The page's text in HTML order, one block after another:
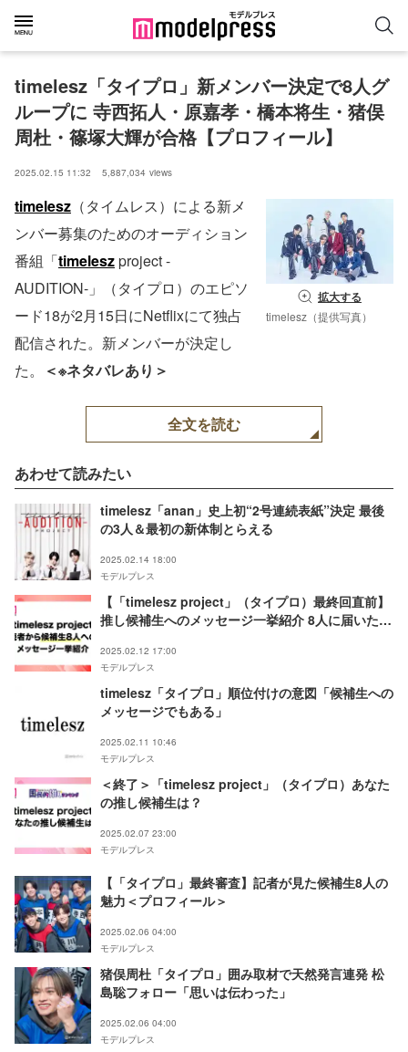
timelesz「タイプロ」新メンバー決定で8人グ
ループに 寺西拓人・原嘉孝・橋本将生・猪俣
周杜・篠塚大輝が合格【プロフィール】
2025.02.15 11:32 5,887,034 views
拡大する
timelesz（提供写真）
timelesz （タイムレス）による新メ
ンバー募集のためのオーディション
番組「timeleszproject -
AUDITION-」（タイプロ）のエピソ
ード18が2月15日にNetflixにて独占
配信された。新メンバーが決定し
た。
＜※ネタバレあり＞
全文を読む
あわせて読みたい
timelesz「anan」史上初“2号連続表紙”決定 最後
の3人＆最初の新体制とらえる
2025.02.14 18:00
モデルプレス
【「timelesz project」（タイプロ）最終回直前】
推し候補生へのメッセージ一挙紹介 8人に届いた読
2025.02.12 17:00
モデルプレス
timelesz「タイプロ」順位付けの意図「候補生への
メッセージでもある」
2025.02.11 10:46
モデルプレス
＜終了＞「timelesz project」（タイプロ）あなた
の推し候補生は？
2025.02.07 23:00
モデルプレス
【「タイプロ」最終審査】記者が見た候補生8人の
魅力＜プロフィール＞
2025.02.06 04:00
モデルプレス
猪俣周杜「タイプロ」囲み取材で天然発言連発 松
島聡フォロー「思いは伝わった」
2025.02.06 04:00
モデルプレス